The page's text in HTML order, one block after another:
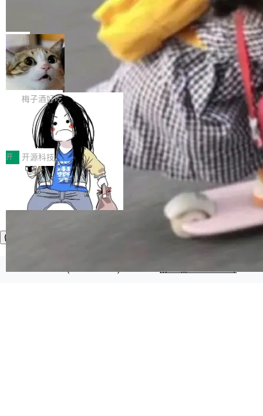
个独立于业务线程的全局通信引擎（Engine），
Coding 从个人辅助工具逐步走向团队级、组织
级应用，企业在规模化落地过程中，对安全性、
可控性和代码质量提出了更高要求。 首先是数据
安全与合规要求。对于大多数普通研发场景，公
有云模型能够满足快速试用和效率提升的需求。
但对于金融、能源、医疗等对数据安全要求较...
产品应用、支撑保障、专题等五大方向。深信服
AI算力网关（AI创新平台）成功入选！ 随着各行
各业的Agent走向规模化建设，算力构成形态逐
渐丰富，用户关注的重点也在发生变化：不只是
让AI用起来，还要进一步看清混合算力时代下，
Token花在哪里、算力是否被充分利用，以及持
续增长的AI成本该如何优化。 深信服AI算力网关
正是围绕这些实际问题，从Token治理和成本治
理两个方面，让用户的每一份算力都看得清、管
得住、用得稳、省得下、更安全！ 一、从现在开
始，Token使用一目...
Jeff Dean 离开 Google：一个时代的结
束，一个实验室的开始
Google 员工编号 20。MapReduce 作者之一。
Bigtable 作者之一。TensorFlow 的作者之一。
Gemini 的架构师。Google 首席科学家。 Jeff D
ean 在 Google 工作了 27 年后，宣布离职。 他
不是一个人走。一同离开的还有 Sanjay Ghema
wat（Google 员工编号 23，Jeff Dean 二十多
年的编程搭档，MapReduce 和 Bigtable 的共同
作者）、Quoc Le（Google 大脑核心成员，Se
q2Seq 和 DocAI 的共同发明人）以及 Oriol Vin
yals（Gemini 联合负责人，AlphaSta...
局
🔥 SolonCode v2026.8.4 发布：界面
字体可调、22 种语言、记忆搜索增强
打开终端就能上岗的全中文编码智能体，这一轮
把「看得清、用母语、记得住」三件事一次补
齐。 SolonCode 是什么 SolonCode 是杭州无
耳科技研发的企业级终端编码智能体——一位全
中文驱动的数字员工，自主理解需求、规划步
骤、编写代码。不挑模型、不挑平台，curl 一行
装完即用。 开源地址：Gitee · GitCode · GitHu
b 安装 支持 Java 8+（8~26）、macOS / Linu
x / Windows / Harmony PC。 # macOS / Linu
x / Harmony PC curl -fsSL https://solon.noea
梅子酒好吃
让“代码语义理解”深度释放AI Coding
价值潜能：华为云码道（CodeArts）
代码仓技术解析
一、代码仓深度理解技术的作用与价值 在软件工
程实践中，代码仓是企业核心知识资产的主要载
体。企业级代码仓库通常包含数十万乃至数百万
个文件，其规模远超单次模型调用可承载的上下
文窗口。随着项目规模的持续扩张与代码历史的
不断累积，代码仓中的模块关系、接口契约、业
务逻辑等关键信息往往分散于数十乃至数百个文
件之中，形成高度复杂的知识关联网络。传统的
开 开源科技